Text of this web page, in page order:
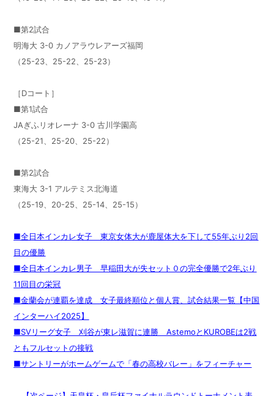
■第2試合
明海大 3-0 カノアラウレアーズ福岡
（25-23、25-22、25-23）
［Dコート］
■第1試合
JAぎふリオレーナ 3-0 古川学園高
（25-21、25-20、25-22）
■第2試合
東海大 3-1 アルテミス北海道
（25-19、20-25、25-14、25-15）
■全日本インカレ女子 東京女体大が鹿屋体大を下して55年ぶり2回
目の優勝
■全日本インカレ男子 早稲田大が失セット０の完全優勝で2年ぶり
11回目の栄冠
■金蘭会が連覇を達成 女子最終順位と個人賞、試合結果一覧【中国
インターハイ2025】
■SVリーグ女子 刈谷が東レ滋賀に連勝 AstemoとKUROBEは2戦
ともフルセットの接戦
■サントリーがホームゲームで「春の高校バレー」をフィーチャー